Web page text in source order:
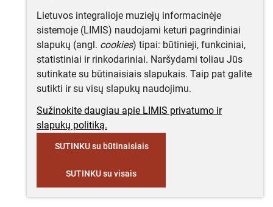
Lietuvos integralioje muziejų informacinėje
sistemoje (LIMIS) naudojami keturi pagrindiniai
slapukų (angl. cookies) tipai: būtinieji, funkciniai,
statistiniai ir rinkodariniai. Naršydami toliau Jūs
sutinkate su būtinaisiais slapukais. Taip pat galite
sutikti ir su visų slapukų naudojimu.
Sužinokite daugiau apie LIMIS privatumo ir
slapukų politiką.
SUTINKU su būtinaisiais
SUTINKU su visais